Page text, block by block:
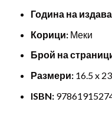
Година на
Корици:Меки
Брой на
Размери:16.5 x
ISBN: